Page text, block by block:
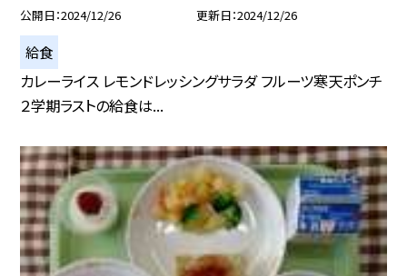
公開日 2024/12/26 更新日 2024/12/26
給食
カレーライス レモンドレッシングサラダ フルーツ寒天ポンチ
２学期ラストの給食は...